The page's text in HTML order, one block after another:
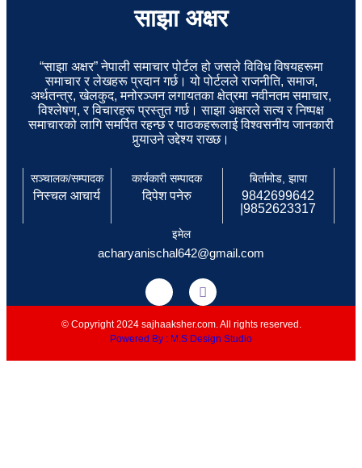
साझा अक्षर
“साझा अक्षर” नेपाली समाचार पोर्टल हो जसले विविध विषयहरूमा
समाचार र लेखहरू प्रदान गर्छ। यो पोर्टलले राजनीति, समाज,
अर्थतन्त्र, खेलकुद, मनोरञ्जन लगायतका क्षेत्रमा नवीनतम समाचार,
विश्लेषण, र विचारहरू प्रस्तुत गर्छ। साझा अक्षरले सत्य र निष्पक्ष
समाचारको लागि समर्पित रहन्छ र पाठकहरूलाई विश्वसनीय जानकारी
पुर्‍याउने उद्देश्य राख्छ।
सञ्चालक/सम्पादक
निस्चल आचार्य
कार्यकारी सम्पादक
दिपेश पनेरु
बिर्तामोड, झापा
9842699642
|9852623317
इमेल
acharyanischal642@gmail.com
© Copyright 2024 sajhaaksher.com. All rights reserved.
Powered By : M.S Design Studio